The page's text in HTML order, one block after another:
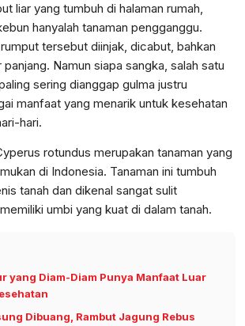
liar yang tumbuh di halaman rumah,
hanyalah tanaman pengganggu.
tersebut diinjak, dicabut, bahkan
Namun siapa sangka, salah satu
sering dianggap gulma justru
manfaat yang menarik untuk kesehatan
hari.
rotundus merupakan tanaman yang
di Indonesia. Tanaman ini tumbuh
tanah dan dikenal sangat sulit
umbi yang kuat di dalam tanah.
yang Diam-Diam Punya Manfaat Luar
Dibuang, Rambut Jagung Rebus